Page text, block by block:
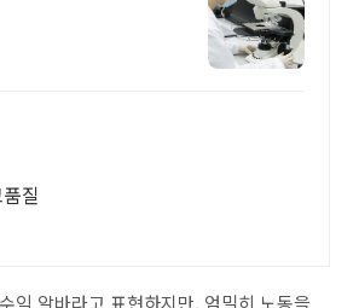
질
익 알바라고 표현하지만, 엄밀히 노동을